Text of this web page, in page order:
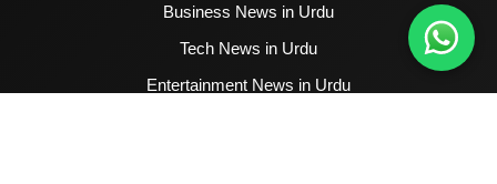
Business News in Urdu
Tech News in Urdu
Entertainment News in Urdu